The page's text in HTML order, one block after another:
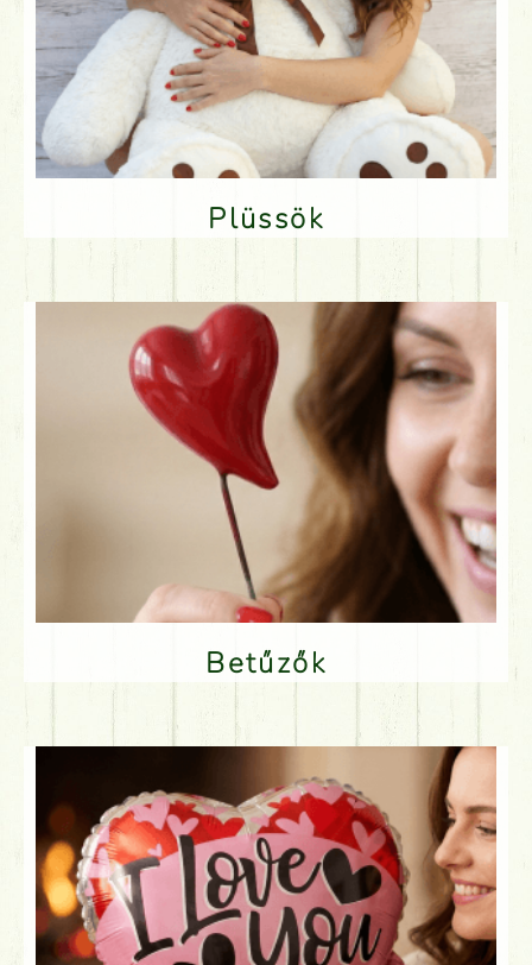
Plüssök
Betűzők